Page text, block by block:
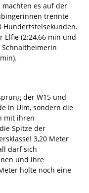
machten es auf der
trennte
Hundertstelsekunden.
Elfie (2:24,66 min und
Schnaitheimerin
der W15 und
in Ulm, sondern die
mit ihren
Spitze der
3,20 Meter
darf sich
und ihre
holte noch eine